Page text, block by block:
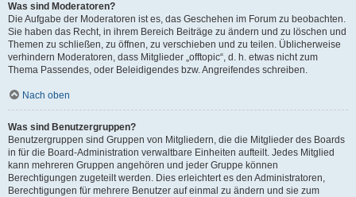
Was sind Moderatoren?
Die Aufgabe der Moderatoren ist es, das Geschehen im Forum zu beobachten.
Sie haben das Recht, in ihrem Bereich Beiträge zu ändern und zu löschen und
Themen zu schließen, zu öffnen, zu verschieben und zu teilen. Üblicherweise
verhindern Moderatoren, dass Mitglieder „offtopic“, d. h. etwas nicht zum
Thema Passendes, oder Beleidigendes bzw. Angreifendes schreiben.
Nach oben
Was sind Benutzergruppen?
Benutzergruppen sind Gruppen von Mitgliedern, die die Mitglieder des Boards
in für die Board-Administration verwaltbare Einheiten aufteilt. Jedes Mitglied
kann mehreren Gruppen angehören und jeder Gruppe können
Berechtigungen zugeteilt werden. Dies erleichtert es den Administratoren,
Berechtigungen für mehrere Benutzer auf einmal zu ändern und sie zum